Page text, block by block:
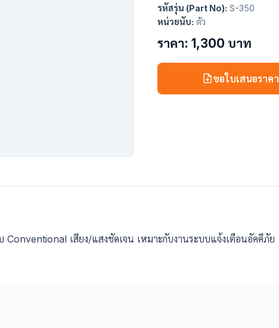
รหัสรุ่น (Part No): S-350
หน่วยนับ: ตัว
ราคา: 1,300 บาท
ขอใบเสนอราคา
เสียง/แสงชัดเจน เหมาะกับงานระบบแจ้งเตือนอัคคีภัย